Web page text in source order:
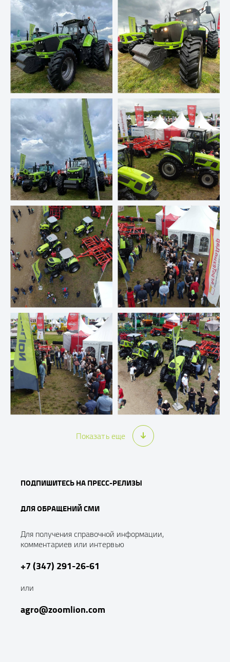
Показать еще
ПОДПИШИТЕСЬ НА ПРЕСС-РЕЛИЗЫ
ДЛЯ ОБРАЩЕНИЙ СМИ
Для получения справочной информации,
комментариев или интервью
+7 (347) 291-26-61
или
agro@zoomlion.com